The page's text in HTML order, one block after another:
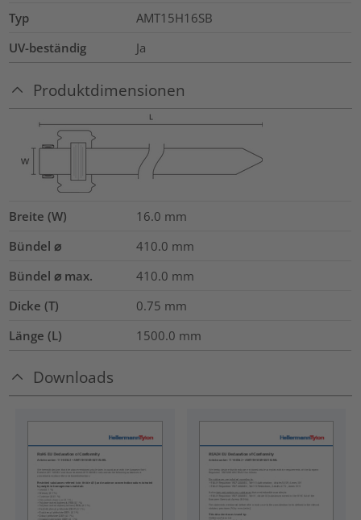
Typ
AMT15H16SB
UV-beständig
Ja
Produktdimensionen
Breite (W) 16.0 mm
Bündel ⌀
410.0 mm
Bündel ⌀ max.
410.0 mm
Dicke (T)
0.75 mm
Länge (L)
1500.0 mm
Downloads